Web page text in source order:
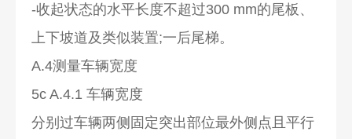
-收起状态的水平长度不超过300 mm的尾板、
上下坡道及类似装置;一后尾梯。
A.4测量车辆宽度
5c A.4.1 车辆宽度
分别过车辆两侧固定突出部位最外侧点且平行